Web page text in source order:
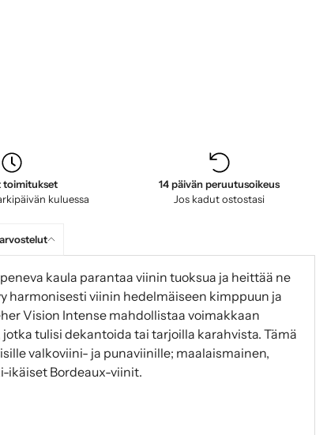
toimitukset
kuluessa
14 päivän peruutusoikeus
Jos kadut ostostasi
kaula parantaa viinin tuoksua ja heittää ne
harmonisesti viinin hedelmäiseen kimppuun ja
Vision Intense mahdollistaa voimakkaan
tulisi dekantoida tai tarjoilla karahvista. Tämä
valkoviini- ja punaviinille; maalaismainen,
ikäiset Bordeaux-viinit.